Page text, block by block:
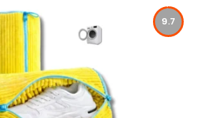
9.7